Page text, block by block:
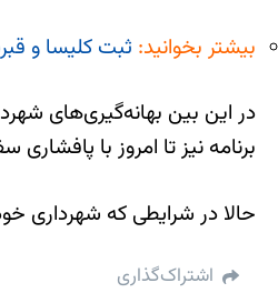
بیشتر بخوانید: ثبت کلیسا و
در این بین بهانه‌گیری‌های
برنامه نیز تا امروز با
حالا در شرایطی که شهرداری
اشتراک‌گذاری